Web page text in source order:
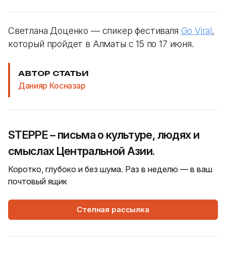
Светлана Доценко — спикер фестиваля Go Viral,
который пройдет в Алматы с 15 по 17 июня.
АВТОР СТАТЬИ
Данияр Косназар
STEPPE – письма о культуре, людях и
смыслах Центральной Азии.
Коротко, глубоко и без шума. Раз в неделю — в ваш
почтовый ящик
Степная рассылка